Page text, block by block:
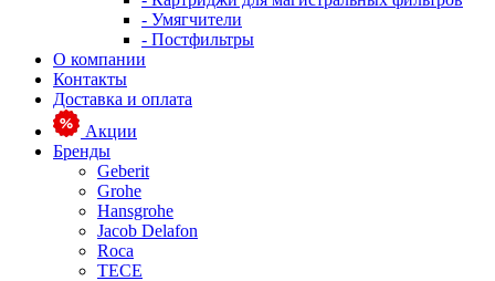
- Умягчители
- Постфильтры
О компании
Контакты
Доставка и оплата
Акции
Бренды
Geberit
Grohe
Hansgrohe
Jacob Delafon
Roca
TECE